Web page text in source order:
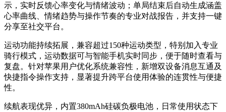
示，实时反馈心率变化与情绪波动；单局结束后自动生成涵盖
心率曲线、情绪趋势与操作节奏的专业对战报告，并支持一键
分享至社交平台。
运动功能持续拓展，兼容超过150种运动类型，特别加入专业
骑行模式，运动数据可与智能手机实时同步，便于随时查看与
复盘。针对苹果用户优化系统兼容性，新增双设备消息互通及
快捷指令操作支持，显著提升跨平台使用体验的连贯性与便捷
性。
续航表现优异，内置380mAh硅碳负极电池，日常使用状态下